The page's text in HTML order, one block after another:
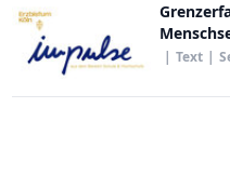
| Text |